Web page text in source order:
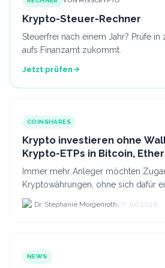
Krypto-Steuer-Rechner
Steuerfrei nach einem Jahr? Prüfe in
aufs Finanzamt zukommt.
Jetzt prüfen
COINSHARES
Krypto investieren ohne
Krypto-ETPs in Bitcoin,
anlegst
Immer mehr Anleger möchten
Kryptowährungen, ohne sich dafür
Wallet einrichten zu müssen. Dazu
nicht nur Bitcoin h...
Dr. Stephanie Morgenroth27. Jul 2026
NEWS